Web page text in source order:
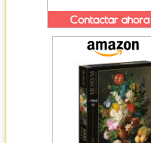
Contactar ahora